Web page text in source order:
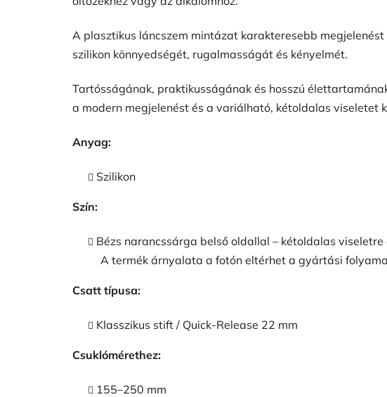
A plasztikus láncszem mintázat karakteresebb
szilikon könnyedségét, rugalmasságát és kényelmét.
Tartósságának, praktikusságának és hosszú
a modern megjelenést és a variálható, kétoldalas viseletet
Anyag:
Szilikon
Szín:
Bézs narancssárga belső oldallal – kétoldalas viseletre
A termék árnyalata a fotón eltérhet a gyártási
Csatt típusa:
Klasszikus stift / Quick-Release 22 mm
Csuklómérethez:
155–250 mm